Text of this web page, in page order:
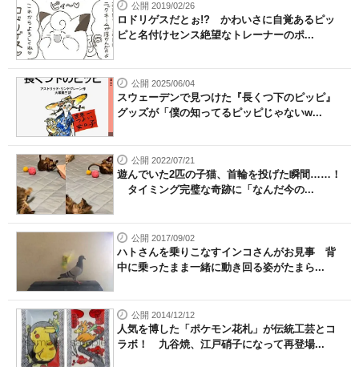
公開 2019/02/26
ロドリゲスだとぉ!? かわいさに自覚あるピッ
ピと名付けセンス絶望なトレーナーのポ...
公開 2025/06/04
スウェーデンで見つけた『長くつ下のピッピ』
グッズが「僕の知ってるピッピじゃないw...
公開 2022/07/21
遊んでいた2匹の子猫、首輪を投げた瞬間……！
タイミング完璧な奇跡に「なんだ今の...
公開 2017/09/02
ハトさんを乗りこなすインコさんがお見事 背
中に乗ったまま一緒に動き回る姿がたまら...
公開 2014/12/12
人気を博した「ポケモン花札」が伝統工芸とコ
ラボ！ 九谷焼、江戸硝子になって再登場...